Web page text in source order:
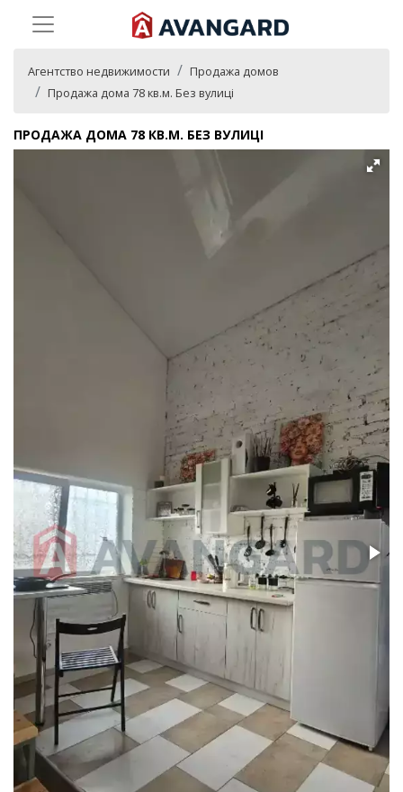
Агентство недвижимости
Продажа домов
Продажа дома 78 кв.м. Без вулиці
ПРОДАЖА ДОМА 78 КВ.М. БЕЗ ВУЛИЦІ